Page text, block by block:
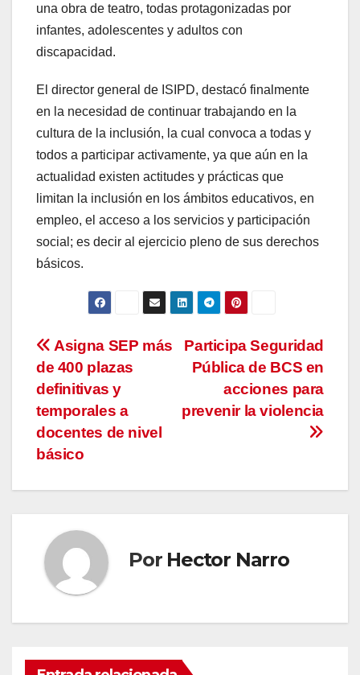
una obra de teatro, todas protagonizadas por
infantes, adolescentes y adultos con
discapacidad.
El director general de ISIPD, destacó finalmente
en la necesidad de continuar trabajando en la
cultura de la inclusión, la cual convoca a todas y
todos a participar activamente, ya que aún en la
actualidad existen actitudes y prácticas que
limitan la inclusión en los ámbitos educativos, en
empleo, el acceso a los servicios y participación
social; es decir al ejercicio pleno de sus derechos
básicos.
Navegación
de
entradas
Participa Seguridad
Pública de BCS en
acciones para
prevenir la violencia
Asigna SEP más
de 400 plazas
definitivas y
temporales a
docentes de nivel
básico
Por Hector Narro